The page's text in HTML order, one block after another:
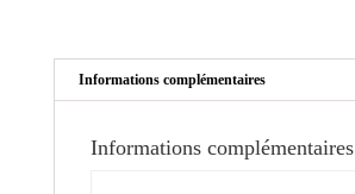
Informations complémentaires
Informations complémentaires